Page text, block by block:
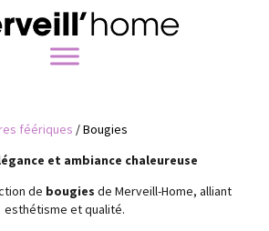
féériques / Bougies
et ambiance chaleureuse
de bougies de Merveill-Home, alliant
esthétisme et qualité.